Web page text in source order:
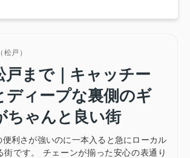
戸）
戸まで｜キャッチー
ディープな裏側のギ
ちゃんと良い街
利さが強いのに一本入ると急にローカル
街です。 チェーンが揃った安心の表通り